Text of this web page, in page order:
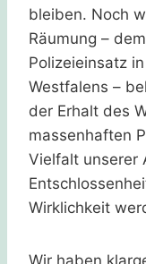
bleiben. Noch
Räumung –
Polizeieinsatz
Westfalens –
der Erhalt des
massenhaften
Vielfalt unserer
Wirklichkeit
Wir haben